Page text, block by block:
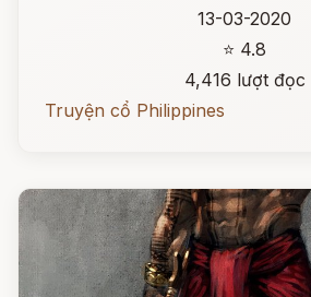
13-03-2020
⭐ 4.8
4,416 lượt đọc
Truyện cổ Philippines